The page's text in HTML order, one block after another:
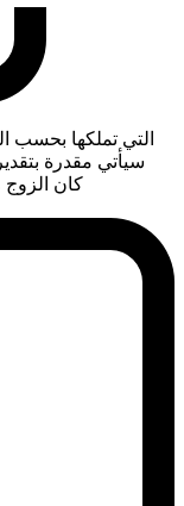
التي تملكها بحسب
سيأتي مقدرة
كان الزوج